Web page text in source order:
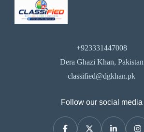
+923331447008
Dera Ghazi Khan, Pakistan
classified@dgkhan.pk
Follow our social media